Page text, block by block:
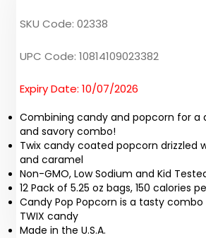
SKU Code: 02338
UPC Code: 10814109023382
Expiry Date: 10/07/2026
Combining candy and popcorn for a
and savory combo!
Twix candy coated popcorn drizzled
and caramel
Non-GMO, Low Sodium and Kid
12 Pack of 5.25 oz bags, 150 calories
Candy Pop Popcorn is a tasty
TWIX candy
Made in the U.S.A.